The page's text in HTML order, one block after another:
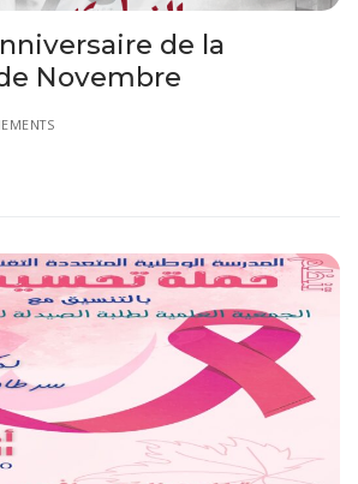
de la
Novembre